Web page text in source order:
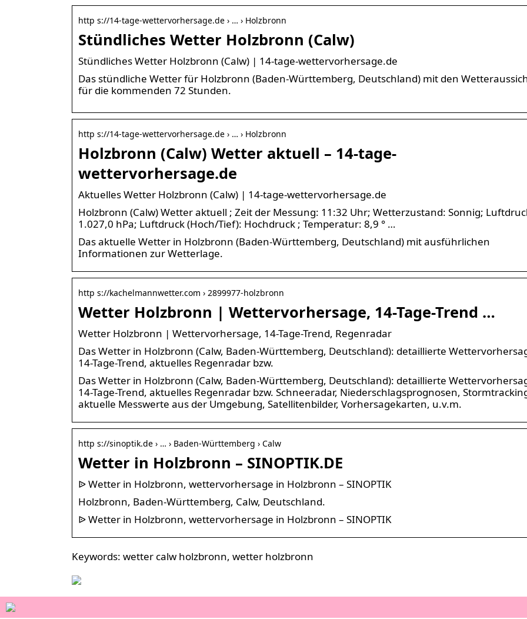
http s://14-tage-wettervorhersage.de › … › Holzbronn
Stündliches Wetter Holzbronn (Calw)
Stündliches Wetter Holzbronn (Calw) | 14-tage-wettervorhersage.de
Das stündliche Wetter für Holzbronn (Baden-Württemberg, Deutschland) mit den
für die kommenden 72 Stunden.
http s://14-tage-wettervorhersage.de › … › Holzbronn
Holzbronn (Calw) Wetter aktuell – 14-tage-
wettervorhersage.de
Aktuelles Wetter Holzbronn (Calw) | 14-tage-wettervorhersage.de
Holzbronn (Calw) Wetter aktuell ; Zeit der Messung: 11:32 Uhr; Wetterzustand: Sonnig;
1.027,0 hPa; Luftdruck (Hoch/Tief): Hochdruck ; Temperatur: 8,9 ° …
Das aktuelle Wetter in Holzbronn (Baden-Württemberg, Deutschland) mit ausführlichen
Informationen zur Wetterlage.
http s://kachelmannwetter.com › 2899977-holzbronn
Wetter Holzbronn | Wettervorhersage, 14-Tage-Trend …
Wetter Holzbronn | Wettervorhersage, 14-Tage-Trend, Regenradar
Das Wetter in Holzbronn (Calw, Baden-Württemberg, Deutschland): detaillierte
14-Tage-Trend, aktuelles Regenradar bzw.
Das Wetter in Holzbronn (Calw, Baden-Württemberg, Deutschland): detaillierte
14-Tage-Trend, aktuelles Regenradar bzw. Schneeradar, Niederschlagsprognosen,
aktuelle Messwerte aus der Umgebung, Satellitenbilder, Vorhersagekarten, u.v.m.
http s://sinoptik.de › … › Baden-Württemberg › Calw
Wetter in Holzbronn – SINOPTIK.DE
ᐉ Wetter in Holzbronn, wettervorhersage in Holzbronn – SINOPTIK
Holzbronn, Baden-Württemberg, Calw, Deutschland.
ᐉ Wetter in Holzbronn, wettervorhersage in Holzbronn – SINOPTIK
Keywords: wetter calw holzbronn, wetter holzbronn